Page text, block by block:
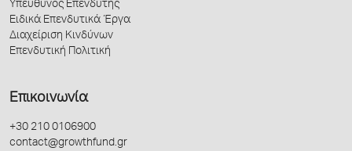
Υπεύθυνος Επενδυτής
Ειδικά Επενδυτικά Έργα
Διαχείριση Κινδύνων
Επενδυτική Πολιτική
Επικοινωνία
+30 210 0106900
contact@growthfund.gr